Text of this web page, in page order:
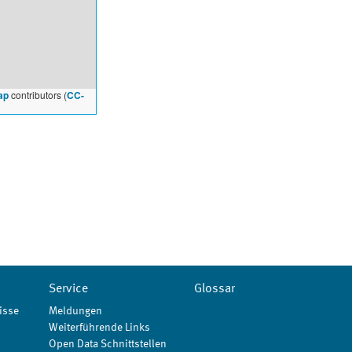
contributors (CC-
Service
Meldungen
Weiterführende Links
Open Data Schnittstellen
Glossar